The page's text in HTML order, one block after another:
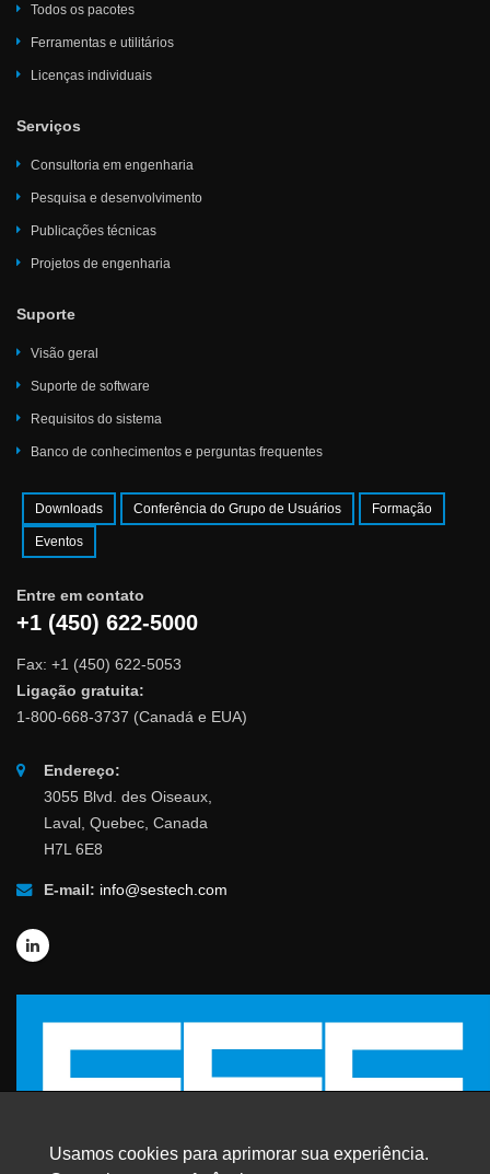
Todos os pacotes
Ferramentas e utilitários
Licenças individuais
Serviços
Consultoria em engenharia
Pesquisa e desenvolvimento
Publicações técnicas
Projetos de engenharia
Suporte
Visão geral
Suporte de software
Requisitos do sistema
Banco de conhecimentos e perguntas frequentes
Downloads Conferência do Grupo de Usuários Formação
Eventos
Entre em contato
+1 (450) 622-5000
Fax: +1 (450) 622-5053
Ligação gratuita:
1-800-668-3737 (Canadá e EUA)
Endereço:
3055 Blvd. des Oiseaux,
Laval, Quebec, Canada
H7L 6E8
E-mail: info@sestech.com
Usamos cookies para aprimorar sua experiência.